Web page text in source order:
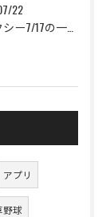
22
アプリ
野球